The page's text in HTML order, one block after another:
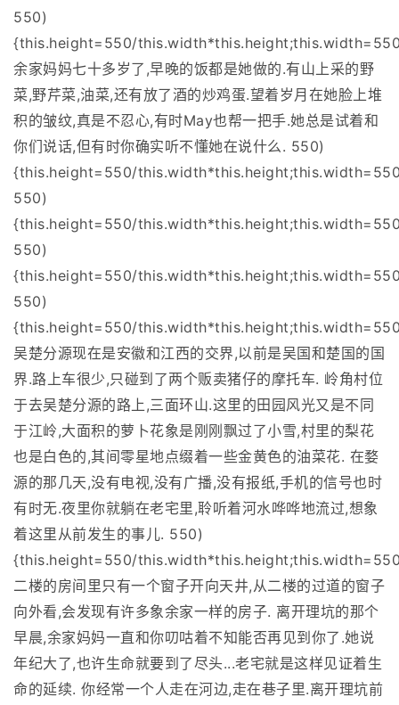
550)
{this.height=550/
余家妈妈七十多岁了,早晚的饭都是她做的.有山上采的野
菜,野芹菜,油菜,还有放了酒的炒鸡蛋.望着岁月在她脸上堆
积的皱纹,真是不忍心,有时May也帮一把手.她总是试着和
你们说话,但有时你确实听不懂她在说什么. 550)
{this.height=550/
550)
{this.height=550/
550)
{this.height=550/
550)
{this.height=550/
吴楚分源现在是安徽和江西的交界,以前是吴国和楚国的国
界.路上车很少,只碰到了两个贩卖猪仔的摩托车. 岭角村位
于去吴楚分源的路上,三面环山.这里的田园风光又是不同
于江岭,大面积的萝卜花象是刚刚飘过了小雪,村里的梨花
也是白色的,其间零星地点缀着一些金黄色的油菜花. 在婺
源的那几天,没有电视,没有广播,没有报纸,手机的信号也时
有时无.夜里你就躺在老宅里,聆听着河水哗哗地流过,想象
着这里从前发生的事儿. 550)
{this.height=550/
二楼的房间里只有一个窗子开向天井,从二楼的过道的窗子
向外看,会发现有许多象余家一样的房子. 离开理坑的那个
早晨,余家妈妈一直和你叨咕着不知能否再见到你了.她说
年纪大了,也许生命就要到了尽头...老宅就是这样见证着生
命的延续. 你经常一个人走在河边,走在巷子里.离开理坑前